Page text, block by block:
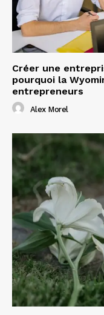
Créer une
pourquoi la
entrepreneurs
Alex Morel